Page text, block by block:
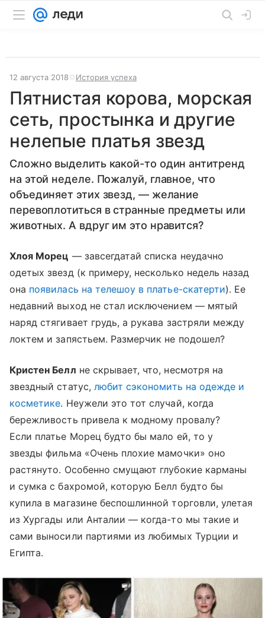
12 августа 2018 История успеха
Пятнистая корова, морская
сеть, простынка и другие
нелепые платья звезд
Сложно выделить какой-то один антитренд
на этой неделе. Пожалуй, главное, что
объединяет этих звезд, — желание
перевоплотиться в странные предметы или
животных. А вдруг им это нравится?
Хлоя Морец — завсегдатай списка неудачно
одетых звезд (к примеру, несколько недель назад
она появилась на телешоу в платье-скатерти). Ее
недавний выход не стал исключением — мятый
наряд стягивает грудь, а рукава застряли между
локтем и запястьем. Размерчик не подошел?
Кристен Белл не скрывает, что, несмотря на
звездный статус, любит сэкономить на одежде и
косметике. Неужели это тот случай, когда
бережливость привела к модному провалу?
Если платье Морец будто бы мало ей, то у
звезды фильма «Очень плохие мамочки» оно
растянуто. Особенно смущают глубокие карманы
и сумка с бахромой, которую Белл будто бы
купила в магазине беспошлинной торговли, улетая
из Хургады или Анталии — когда-то мы такие и
сами выносили партиями из любимых Турции и
Египта.